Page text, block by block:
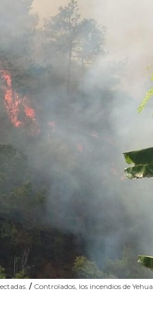
/ Controlados, los incendios de